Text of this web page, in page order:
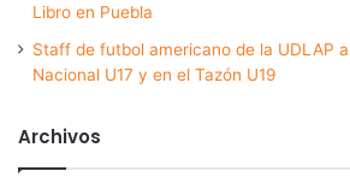
Libro en Puebla
Staff de futbol americano de la UDLAP
Nacional U17 y en el Tazón U19
Archivos